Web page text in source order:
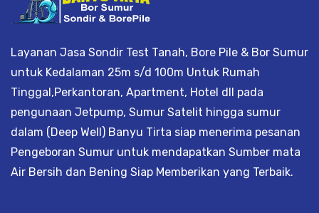
Layanan Jasa Sondir Test Tanah, Bore Pile & Bor Sumur
untuk Kedalaman 25m s/d 100m Untuk Rumah
Tinggal,Perkantoran, Apartment, Hotel dll pada
pengunaan Jetpump, Sumur Satelit hingga sumur
dalam (Deep Well) Banyu Tirta siap menerima pesanan
Pengeboran Sumur untuk mendapatkan Sumber mata
Air Bersih dan Bening Siap Memberikan yang Terbaik.